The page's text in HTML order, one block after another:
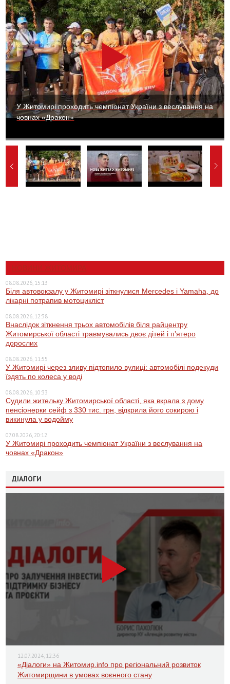
У Житомирі проходить чемпіонат України з веслування на
човнах «Дракон»
НОВИНИ ЖИТОМИРА
08.08.2026, 15:13
Біля автовокзалу у Житомирі зіткнулися Mercedes і Yamaha, до
лікарні потрапив мотоцикліст
08.08.2026, 12:38
Внаслідок зіткнення трьох автомобілів біля райцентру
Житомирської області травмувались двоє дітей і пʼятеро
дорослих
08.08.2026, 11:55
У Житомирі через зливу підтопило вулиці: автомобілі подекуди
їздять по колеса у воді
08.08.2026, 10:33
Судили жительку Житомирської області, яка вкрала з дому
пенсіонерки сейф з 330 тис. грн, відкрила його сокирою і
викинула у водойму
07.08.2026, 20:12
У Житомирі проходить чемпіонат України з веслування на
човнах «Дракон»
ДІАЛОГИ
12.07.2024, 12:36
«Діалоги» на Житомир.info про регіональний розвиток
Житомирщини в умовах воєнного стану